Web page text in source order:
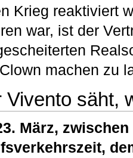
Krieg reaktiviert
war, ist der
machen zu
Vivento säht,
März,